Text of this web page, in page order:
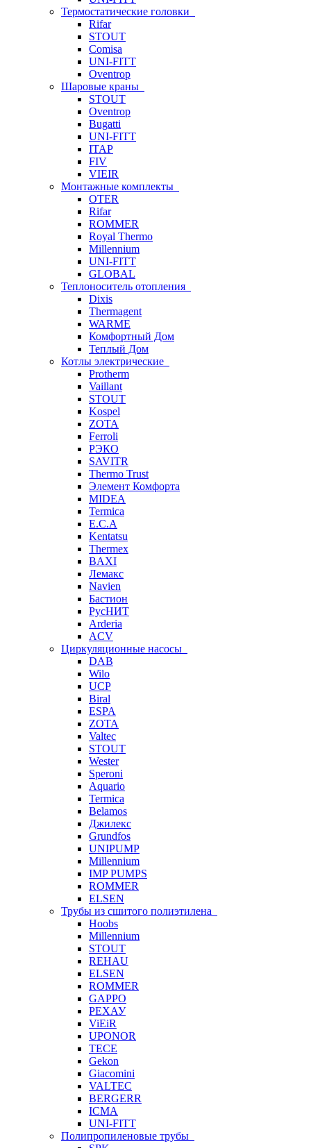
Термостатические головки
Rifar
STOUT
Comisa
UNI-FITT
Oventrop
Шаровые краны
STOUT
Oventrop
Bugatti
UNI-FITT
ITAP
FIV
VIEIR
Монтажные комплекты
OTER
Rifar
ROMMER
Royal Thermo
Millennium
UNI-FITT
GLOBAL
Теплоноситель отопления
Dixis
Thermagent
WARME
Комфортный Дом
Теплый Дом
Котлы электрические
Protherm
Vaillant
STOUT
Kospel
ZOTA
Ferroli
РЭКО
SAVITR
Thermo Trust
Элемент Комфорта
MIDEA
Termica
E.C.A
Kentatsu
Thermex
BAXI
Лемакс
Navien
Бастион
РусНИТ
Arderia
ACV
Циркуляционные насосы
DAB
Wilo
UCP
Biral
ESPA
ZOTA
Valtec
STOUT
Wester
Speroni
Aquario
Termica
Belamos
Джилекс
Grundfos
UNIPUMP
Millennium
IMP PUMPS
ROMMER
ELSEN
Трубы из сшитого полиэтилена
Hoobs
Millennium
STOUT
REHAU
ELSEN
ROMMER
GAPPO
РЕХАУ
ViEiR
UPONOR
TECE
Gekon
Giacomini
VALTEC
BERGERR
ICMA
UNI-FITT
Полипропиленовые трубы